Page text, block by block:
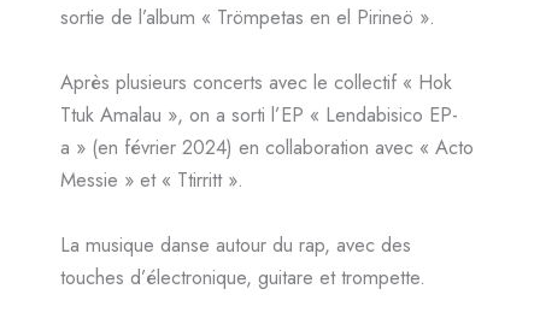
sortie de l’album « Trömpetas en el Pirineö ».
Après plusieurs concerts avec le collectif « Hok
Ttuk Amalau », on a sorti l’EP « Lendabisico EP-
a » (en février 2024) en collaboration avec « Acto
Messie » et « Ttirritt ».
La musique danse autour du rap, avec des
touches d’électronique, guitare et trompette.